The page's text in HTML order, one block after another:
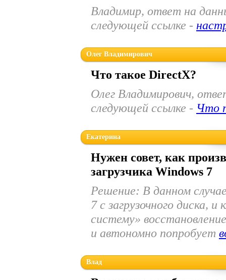
Владимир, ответ на
следующей ссылке -
Что такое DirectX?
Олег Владимирович,
следующей ссылке - Что
Олег Владимирович
Нужен совет, как
загрузчика Windows 7
Екатерина
Решение: В данном
7 с загрузочного диска,
систему»
и автономно попробует
Влад